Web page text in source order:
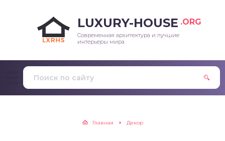
LUXURY-HOUSE .ORG
Современная архитектура и лучшие
интерьеры мира
Главная Декор